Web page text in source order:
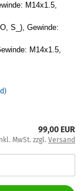
M14x1.5,
S_), Ge­win­de:
M14x1.5,
99,00 EUR
MwSt. zzgl. Versand